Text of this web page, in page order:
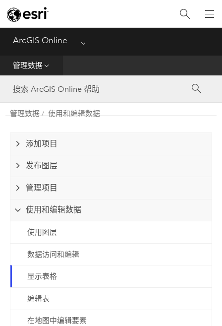
ArcGIS Online Menu
管理数据
入门
创建
分析
共享
管理数据
管理
参考
管理数据 使用和编辑数据
添加项目
发布图层
管理项目
使用和编辑数据
使用图层
数据访问和编辑
显示表格
编辑表
在地图中编辑要素